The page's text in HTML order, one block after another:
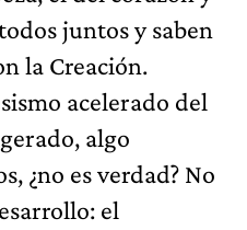
juntos y saben
la Creación.
acelerado del
algo
¿no es verdad? No
el